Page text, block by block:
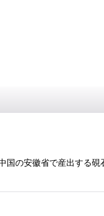
安徽省で産出する硯